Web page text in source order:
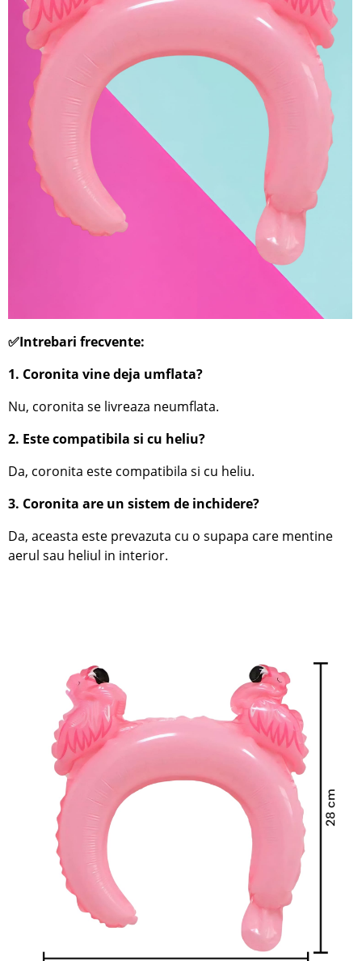
✅Intrebari frecvente:
1. Coronita vine deja umflata?
Nu, coronita se livreaza neumflata.
2. Este compatibila si cu heliu?
Da, coronita este compatibila si cu heliu.
3. Coronita are un sistem de inchidere?
Da, aceasta este prevazuta cu o supapa care mentine
aerul sau heliul in interior.